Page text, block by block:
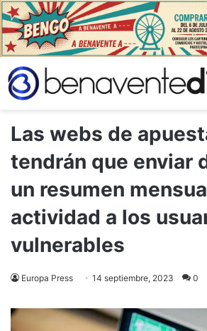
Las webs de
tendrán que enviar
un resumen
actividad a los
vulnerables
Europa Press 14 septiembre, 2023 0